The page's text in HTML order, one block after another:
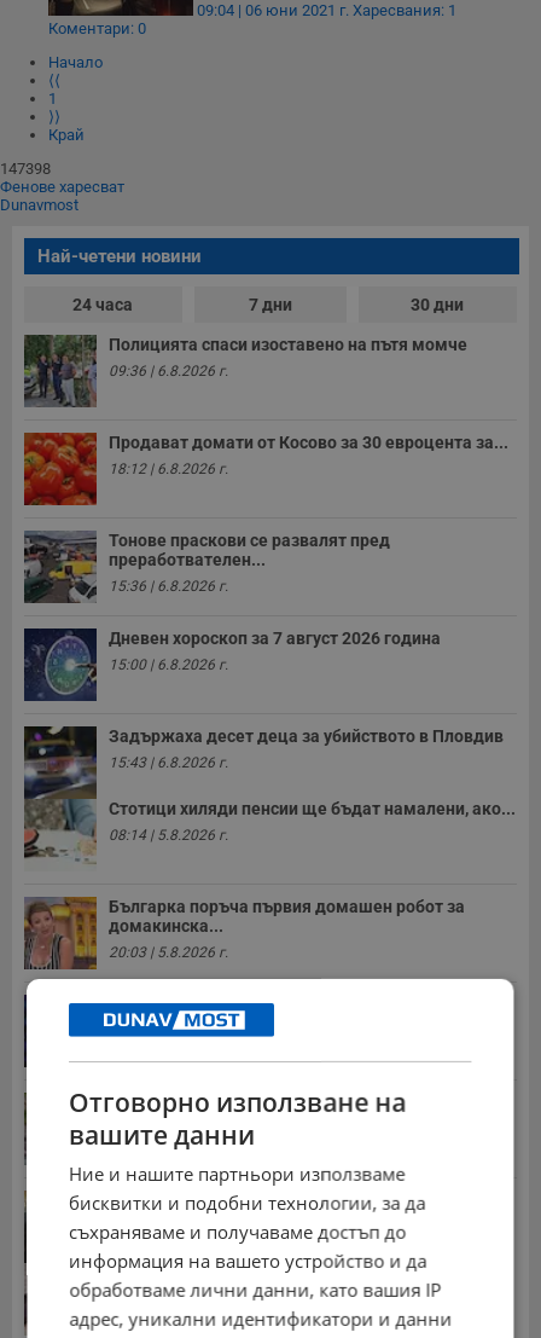
09:04 | 06 юни 2021 г. Харесвания: 1
Коментари: 0
Начало
⟨⟨
1
⟩⟩
Край
147398
Фенове харесват
Dunavmost
Най-четени новини
24 часа 7 дни 30 дни
Полицията спаси изоставено на пътя момче
09:36 | 6.8.2026 г.
Продават домати от Косово за 30 евроцента за...
18:12 | 6.8.2026 г.
Тонове праскови се развалят пред
преработвателен...
15:36 | 6.8.2026 г.
Дневен хороскоп за 7 август 2026 година
15:00 | 6.8.2026 г.
Задържаха десет деца за убийството в Пловдив
15:43 | 6.8.2026 г.
Стотици хиляди пенсии ще бъдат намалени, ако...
08:14 | 5.8.2026 г.
Българка поръча първия домашен робот за
домакинска...
20:03 | 5.8.2026 г.
От 2 август влизат в сила нови правила при...
11:12 | 2.8.2026 г.
Мъж загина след скок в реката до Къпиновския...
15:20 | 4.8.2026 г.
Иван Демерджиев смени трима областни
директори на...
Гласуваха нови размери на пенсиите за догодина
09:55 | 8.7.2026 г.
Отговорно използване на
вашите данни
Ние и нашите партньори използваме
бисквитки и подобни технологии, за да
съхраняваме и получаваме достъп до
информация на вашето устройство и да
обработваме лични данни, като вашия IP
адрес, уникални идентификатори и данни